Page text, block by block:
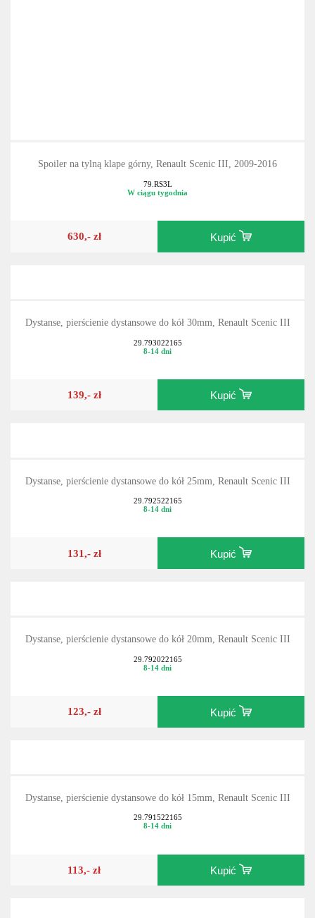
Spoiler na tylną klape górny, Renault Scenic III, 2009-2016
79.RS3L
W ciągu tygodnia
630,- zł Kupić
Dystanse, pierścienie dystansowe do kół 30mm, Renault Scenic III
29.793022165
8-14 dni
139,- zł Kupić
Dystanse, pierścienie dystansowe do kół 25mm, Renault Scenic III
29.792522165
8-14 dni
131,- zł Kupić
Dystanse, pierścienie dystansowe do kół 20mm, Renault Scenic III
29.792022165
8-14 dni
123,- zł Kupić
Dystanse, pierścienie dystansowe do kół 15mm, Renault Scenic III
29.791522165
8-14 dni
113,- zł Kupić